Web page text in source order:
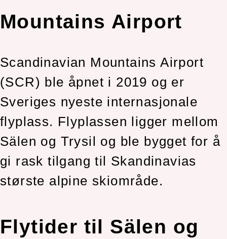
Mountains Airport
Scandinavian Mountains Airport
(SCR) ble åpnet i 2019 og er
Sveriges nyeste internasjonale
flyplass. Flyplassen ligger mellom
Sälen og Trysil og ble bygget for å
gi rask tilgang til Skandinavias
største alpine skiområde.
Flytider til Sälen og